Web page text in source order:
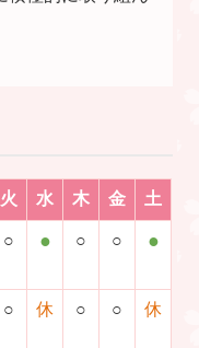
火 水 木 金 土
○ ● ○ ○ ●
○ 休 ○ ○ 休